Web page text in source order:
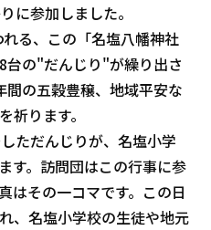
に参加しました。
る、この「名塩八幡神社
台の"だんじり"が繰り出さ
の五穀豊穣、地域平安な
祈ります。
ただんじりが、名塩小学
す。訪問団はこの行事に参
はその一コマです。この日
、名塩小学校の生徒や地元